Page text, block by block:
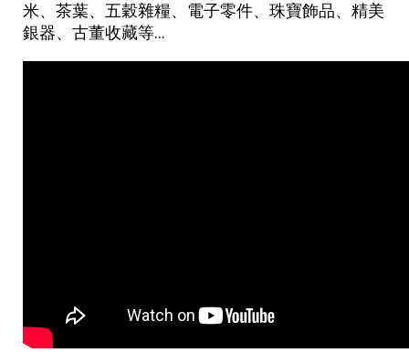
米、茶葉、五穀雜糧、電子零件、珠寶飾品、精美
銀器、古董收藏等…